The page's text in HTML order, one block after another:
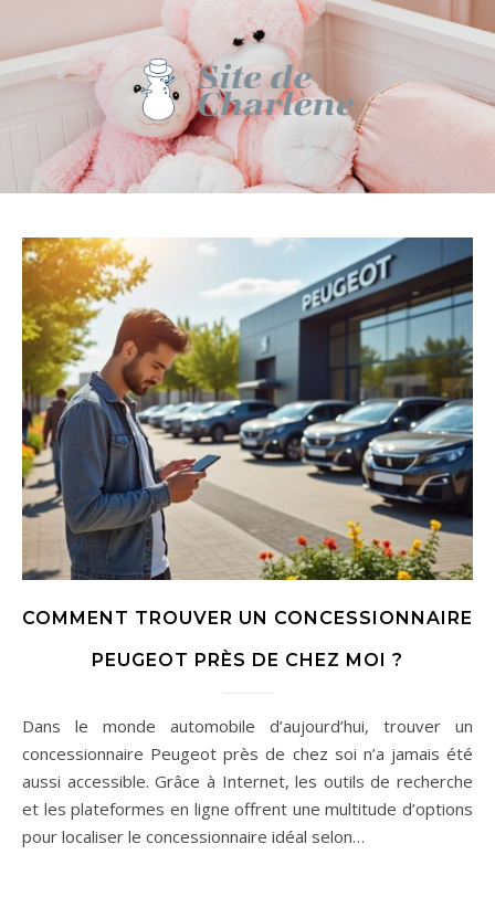
COMMENT TROUVER UN CONCESSIONNAIRE
PEUGEOT PRÈS DE CHEZ MOI ?
Dans le monde automobile d’aujourd’hui, trouver un
concessionnaire Peugeot près de chez soi n’a jamais été
aussi accessible. Grâce à Internet, les outils de recherche
et les plateformes en ligne offrent une multitude d’options
pour localiser le concessionnaire idéal selon…